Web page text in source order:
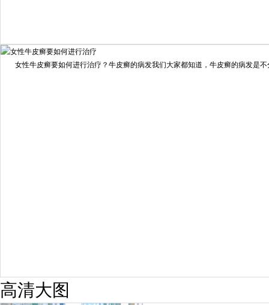
我要咨询 我要预约
女性牛皮癣要如何进行治疗？牛皮癣的病发我们大家都知道，牛皮癣的病发是不
高清大图